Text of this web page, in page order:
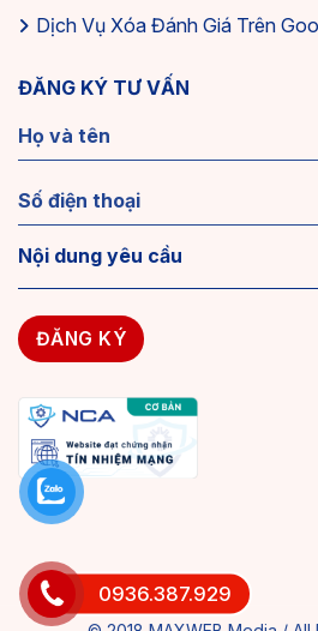
Dịch Vụ Xóa Đánh Giá Trên
ĐĂNG KÝ TƯ VẤN
0936.387.929